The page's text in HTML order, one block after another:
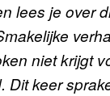
lees je over
niet krijgt
Dit keer